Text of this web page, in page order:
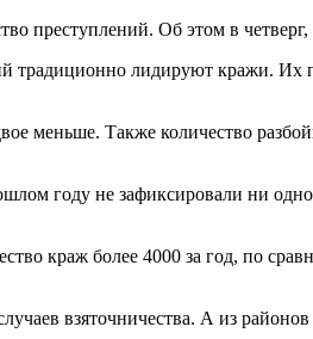
преступлений. Об этом в
традиционно лидируют кражи.
меньше. Также количество
году не зафиксировали ни
краж более 4000 за год, по
взяточничества. А из